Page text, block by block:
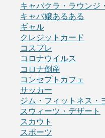
キャバクラ・ラウンジ
キャバ嬢あるある
ギャル
クレジットカード
コスプレ
コロナウイルス
コロナ倒産
コンセプトカフェ
サッカー
ジム・フィットネス・
スウィーツ・デザート
スカウト
スポーツ